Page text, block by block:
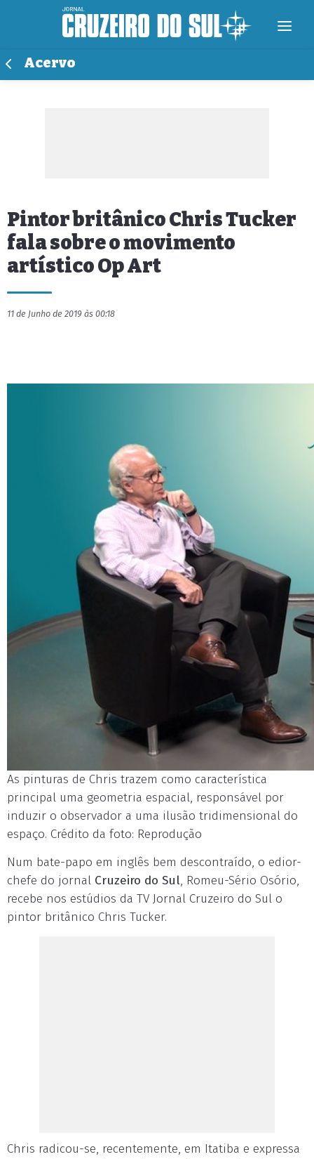
Acervo
Pintor britânico Chris Tucker
fala sobre o movimento
artístico Op Art
11 de Junho de 2019 às 00:18
As pinturas de Chris trazem como característica
principal uma geometria espacial, responsável por
induzir o observador a uma ilusão tridimensional do
espaço. Crédito da foto: Reprodução
Num bate-papo em inglês bem descontraído, o edior-
chefe do jornal Cruzeiro do Sul, Romeu-Sério Osório,
recebe nos estúdios da TV Jornal Cruzeiro do Sul o
pintor britânico Chris Tucker.
Chris radicou-se, recentemente, em Itatiba e expressa